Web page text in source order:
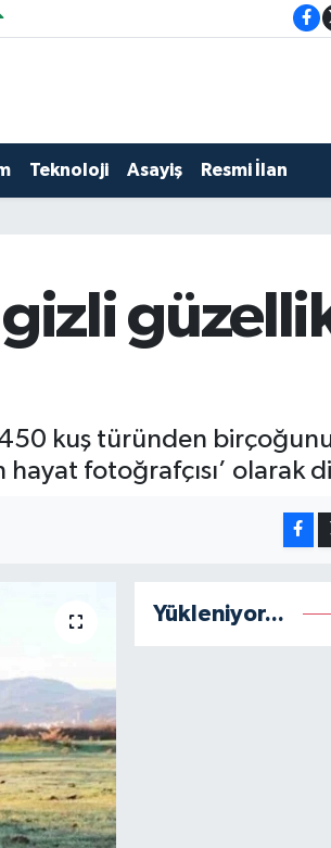
Teknoloji Asayiş Resmi İlan
gizli
450 kuş türünden
fotoğrafçısı’ olarak
Yükleniyor...